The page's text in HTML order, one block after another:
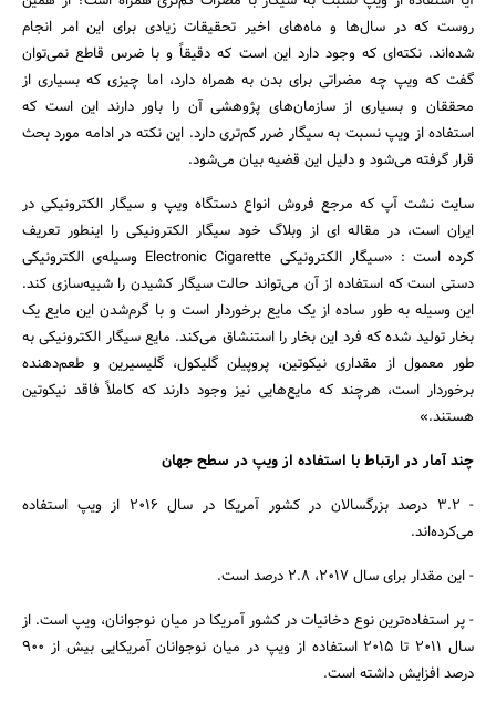
جستجو
روست که در سال‌ها و ماه‌های اخیر تحقیقات زیادی برای این امر انجام
شده‌اند. نکته‌ای که وجود دارد این است که دقیقاً و با ضرس قاطع نمی‌توان
گفت که ویپ چه مضراتی برای بدن به همراه دارد، اما چیزی که بسیاری از
محققان و بسیاری از سازمان‌های پژوهشی آن را باور دارند این است که
استفاده از ویپ نسبت به سیگار ضرر کم‌تری دارد. این نکته در ادامه مورد بحث
قرار گرفته می‌شود و دلیل این قضیه بیان می‌شود.
سایت نشت آپ که مرجع فروش انواع دستگاه ویپ و سیگار الکترونیکی در
ایران است، در مقاله ای از وبلاگ خود سیگار الکترونیکی را اینطور تعریف
کرده است : «سیگار الکترونیکی Electronic Cigarette وسیله‌ی الکترونیکی
دستی است که استفاده از آن می‌تواند حالت سیگار کشیدن را شبیه‌سازی کند.
این وسیله به طور ساده از یک مایع برخوردار است و با گرم‌شدن این مایع یک
بخار تولید شده که فرد این بخار را استنشاق می‌کند. مایع سیگار الکترونیکی به
طور معمول از مقداری نیکوتین، پروپیلن گلیکول، گلیسیرین و طعم‌دهنده
برخوردار است، هرچند که مایع‌هایی نیز وجود دارند که کاملاً فاقد نیکوتین
هستند.»
چند آمار در ارتباط با استفاده از ویپ در سطح جهان
- 3.2 درصد بزرگسالان در کشور آمریکا در سال 2016 از ویپ استفاده
می‌کرده‌اند.
- این مقدار برای سال 2017، 2.8 درصد است.
- پر استفاده‌ترین نوع دخانیات در کشور آمریکا در میان نوجوانان، ویپ است. از
سال 2011 تا 2015 استفاده از ویپ در میان نوجوانان آمریکایی بیش از 900
درصد افزایش داشته است.